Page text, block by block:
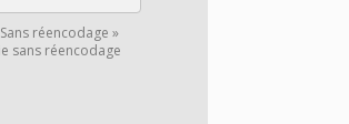
réencodage »
sans réencodage